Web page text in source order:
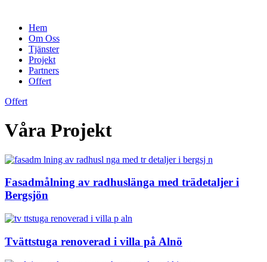
Hem
Om Oss
Tjänster
Projekt
Partners
Offert
Offert
Våra Projekt
Fasadmålning av radhuslänga med trädetaljer i
Bergsjön
Tvättstuga renoverad i villa på Alnö